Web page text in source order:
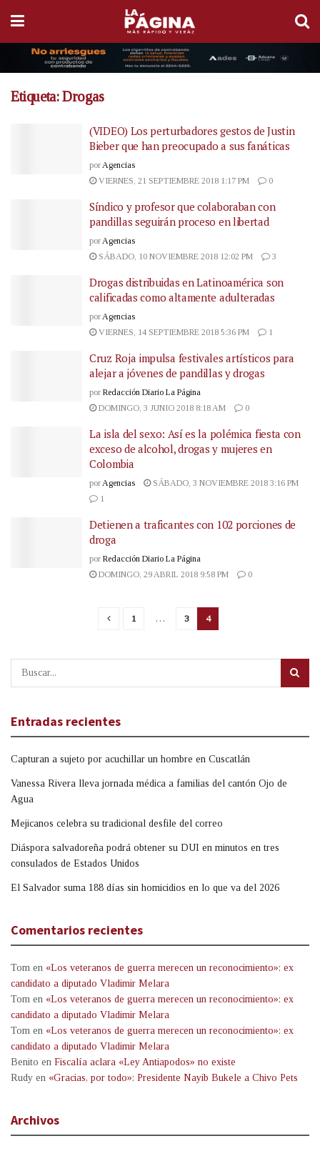
Etiqueta:Drogas
(VIDEO) Los perturbadores gestos de Justin
Bieber que han preocupado a sus fanáticas
por Agencias
VIERNES, 21 SEPTIEMBRE 2018 1:17 PM
0
Síndico y profesor que colaboraban con
pandillas seguirán proceso en libertad
por Agencias
SÁBADO, 10 NOVIEMBRE 2018 12:02 PM
3
Drogas distribuidas en Latinoamérica son
calificadas como altamente adulteradas
por Agencias
VIERNES, 14 SEPTIEMBRE 2018 5:36 PM
1
Cruz Roja impulsa festivales artísticos para
alejar a jóvenes de pandillas y drogas
por Redacción Diario La Página
DOMINGO, 3 JUNIO 2018 8:18 AM
0
La isla del sexo: Así es la polémica fiesta con
exceso de alcohol, drogas y mujeres en
Colombia
por Agencias
SÁBADO, 3 NOVIEMBRE 2018 3:16 PM
1
Detienen a traficantes con 102 porciones de
droga
por Redacción Diario La Página
DOMINGO, 29 ABRIL 2018 9:58 PM
0
1 … 3 4
Entradas recientes
Capturan a sujeto por acuchillar un hombre en Cuscatlán
Vanessa Rivera lleva jornada médica a familias del cantón Ojo de
Agua
Mejicanos celebra su tradicional desfile del correo
Diáspora salvadoreña podrá obtener su DUI en minutos en tres
consulados de Estados Unidos
El Salvador suma 188 días sin homicidios en lo que va del 2026
Comentarios recientes
Tom en «Los veteranos de guerra merecen un reconocimiento»: ex
candidato a diputado Vladimir Melara
Tom en «Los veteranos de guerra merecen un reconocimiento»: ex
candidato a diputado Vladimir Melara
Tom en «Los veteranos de guerra merecen un reconocimiento»: ex
candidato a diputado Vladimir Melara
Benito en Fiscalía aclara «Ley Antiapodos» no existe
Rudy en «Gracias, por todo»: Presidente Nayib Bukele a Chivo Pets
Archivos